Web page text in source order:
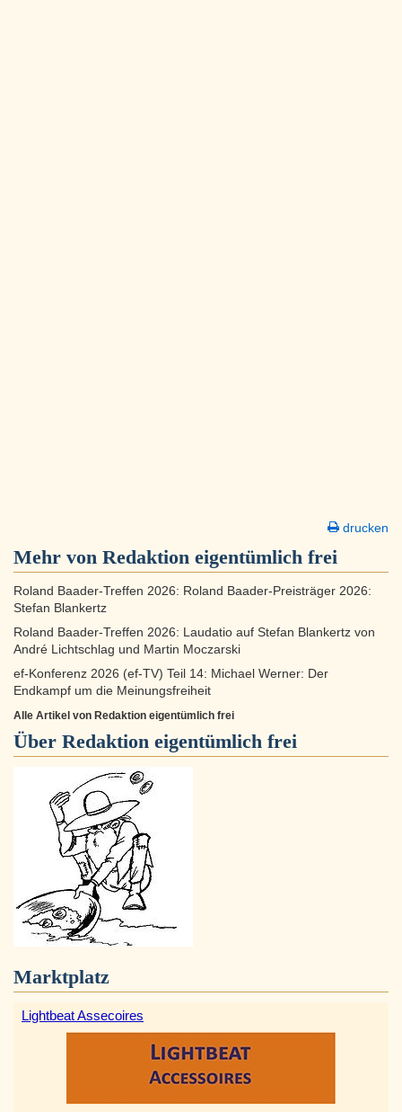
drucken
Mehr von Redaktion eigentümlich frei
Roland Baader-Treffen 2026: Roland Baader-Preisträger 2026:
Stefan Blankertz
Roland Baader-Treffen 2026: Laudatio auf Stefan Blankertz von
André Lichtschlag und Martin Moczarski
ef-Konferenz 2026 (ef-TV) Teil 14: Michael Werner: Der
Endkampf um die Meinungsfreiheit
Alle Artikel von Redaktion eigentümlich frei
Über Redaktion eigentümlich frei
Marktplatz
Lightbeat Assecoires